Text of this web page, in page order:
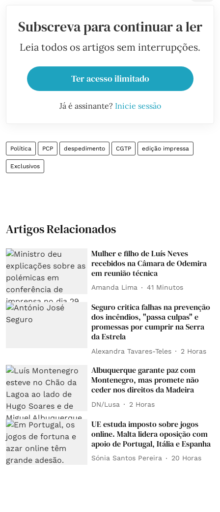
Subscreva para continuar a ler
Leia todos os artigos sem interrupções.
Ter acesso ilimitado
Já é assinante? Inicie sessão
Política PCP despedimento CGTP edição impressa
Exclusivos
Artigos Relacionados
Mulher e filho de Luís Neves
recebidos na Câmara de Odemira
em reunião técnica
Amanda Lima 41 Minutos
Seguro critica falhas na prevenção
dos incêndios, "passa culpas" e
promessas por cumprir na Serra
da Estrela
Alexandra Tavares-Teles 2 Horas
Albuquerque garante paz com
Montenegro, mas promete não
ceder nos direitos da Madeira
DN/Lusa 2 Horas
UE estuda imposto sobre jogos
online. Malta lidera oposição com
apoio de Portugal, Itália e Espanha
Sónia Santos Pereira 20 Horas